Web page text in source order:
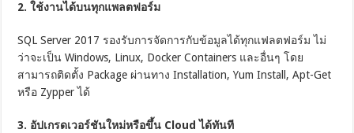
2. ใช้งานได้บนทุกแพลตฟอร์ม
SQL Server 2017 รองรับการจัดการกับข้อมูลได้ทุกแฟลตฟอร์ม ไม่
ว่าจะเป็น Windows, Linux, Docker Containers และอื่นๆ โดย
สามารถติดตั้ง Package ผ่านทาง Installation, Yum Install, Apt-Get
หรือ Zypper ได้
3. อัปเกรดเวอร์ชันใหม่หรือขึ้น Cloud ได้ทันที